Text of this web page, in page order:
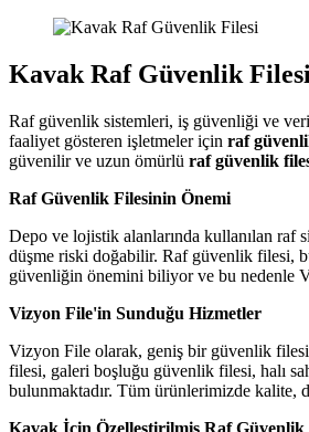
Kavak Raf Güvenlik
Raf güvenlik sistemleri, iş güvenliği ve
faaliyet gösteren işletmeler için raf
güvenilir ve uzun ömürlü raf güvenlik
Raf Güvenlik Filesinin Önemi
Depo ve lojistik alanlarında kullanılan raf
düşme riski doğabilir. Raf güvenlik filesi,
güvenliğin önemini biliyor ve bu nedenle
Vizyon File'in Sunduğu Hizmetler
Vizyon File olarak, geniş bir güvenlik
filesi, galeri boşluğu güvenlik filesi, halı
bulunmaktadır. Tüm ürünlerimizde kalite,
Kavak İçin Özelleştirilmiş Raf